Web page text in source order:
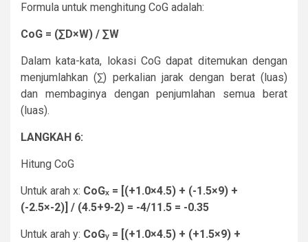
Formula untuk menghitung CoG adalah:
CoG = (∑D×W) / ∑W
Dalam kata-kata, lokasi CoG dapat ditemukan dengan
menjumlahkan (∑) perkalian jarak dengan berat (luas)
dan membaginya dengan penjumlahan semua berat
(luas).
LANGKAH 6:
Hitung CoG
Untuk arah x: CoGₓ = [(+1.0×4.5) + (-1.5×9) +
(-2.5×-2)] / (4.5+9-2) = -4/11.5 = -0.35
Untuk arah y: CoGᵧ = [(+1.0×4.5) + (+1.5×9) +